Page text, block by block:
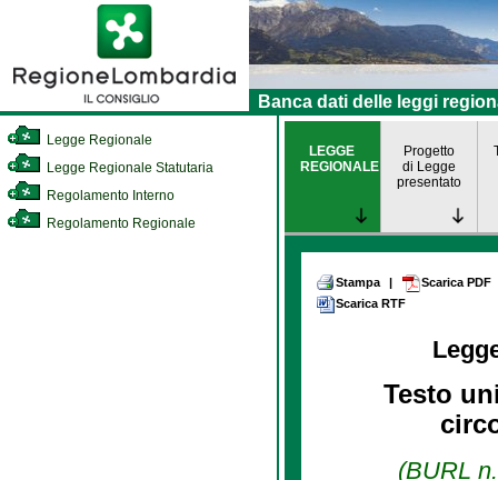
Banca dati delle leggi
Legge Regionale
Legge Regionale Statutaria
Regolamento Interno
Regolamento Regionale
LEGGE
REGIONALE
Progetto
di Legge
presentato
Stampa |
Scarica PDF
Scarica RTF
Testo
(BURL